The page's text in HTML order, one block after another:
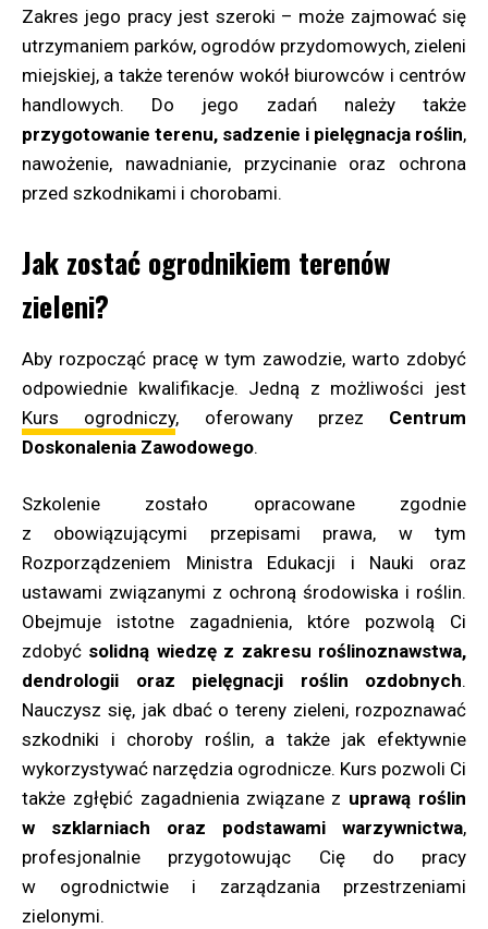
Zakres jego pracy jest szeroki – może zajmować się
utrzymaniem parków, ogrodów przydomowych, zieleni
miejskiej, a także terenów wokół biurowców i centrów
handlowych. Do jego zadań należy także
przygotowanie terenu, sadzenie i pielęgnacja roślin,
nawożenie, nawadnianie, przycinanie oraz ochrona
przed szkodnikami i chorobami.
Jak zostać ogrodnikiem terenów
zieleni?
Aby rozpocząć pracę w tym zawodzie, warto zdobyć
odpowiednie kwalifikacje. Jedną z możliwości jest
Kurs ogrodniczy, oferowany przez Centrum
Doskonalenia Zawodowego.
Szkolenie zostało opracowane zgodnie
z obowiązującymi przepisami prawa, w tym
Rozporządzeniem Ministra Edukacji i Nauki oraz
ustawami związanymi z ochroną środowiska i roślin.
Obejmuje istotne zagadnienia, które pozwolą Ci
zdobyć solidną wiedzę z zakresu roślinoznawstwa,
dendrologii oraz pielęgnacji roślin ozdobnych.
Nauczysz się, jak dbać o tereny zieleni, rozpoznawać
szkodniki i choroby roślin, a także jak efektywnie
wykorzystywać narzędzia ogrodnicze. Kurs pozwoli Ci
także zgłębić zagadnienia związane z uprawą roślin
w szklarniach oraz podstawami warzywnictwa,
profesjonalnie przygotowując Cię do pracy
w ogrodnictwie i zarządzania przestrzeniami
zielonymi.